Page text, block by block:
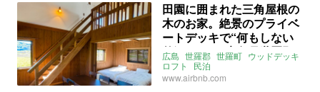
田園に囲まれた三角屋根の
木のお家。絶景のプライベ
ートデッキで“何もしない
贅沢”を。（広島県世羅郡
90㎡のゲストハウス）
広島 世羅郡 世羅町 ウッドデッキ
ロフト
民泊
ライター：葱山紫蘇子
賃貸
www.airbnb.com